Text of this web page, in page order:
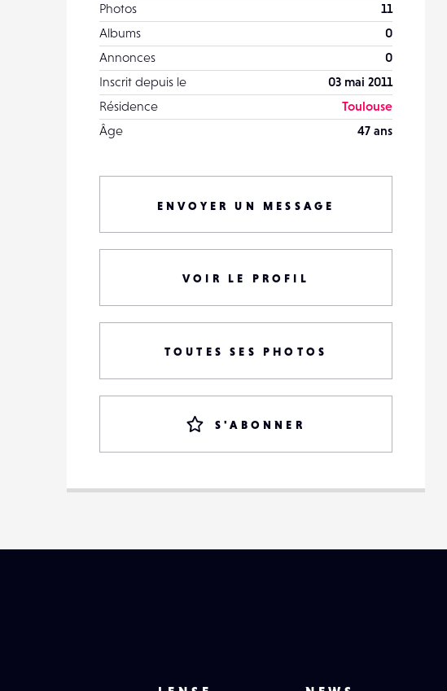
Photos
11
Albums
0
Annonces
0
Inscrit depuis le
03 mai 2011
Résidence
Toulouse
Âge
47 ans
ENVOYER UN MESSAGE
VOIR LE PROFIL
TOUTES SES PHOTOS
S'ABONNER